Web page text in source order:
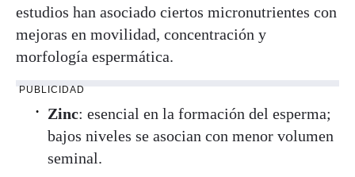
estudios han asociado ciertos micronutrientes con
mejoras en movilidad, concentración y
morfología espermática.
PUBLICIDAD
Zinc: esencial en la formación del esperma;
bajos niveles se asocian con menor volumen
seminal.